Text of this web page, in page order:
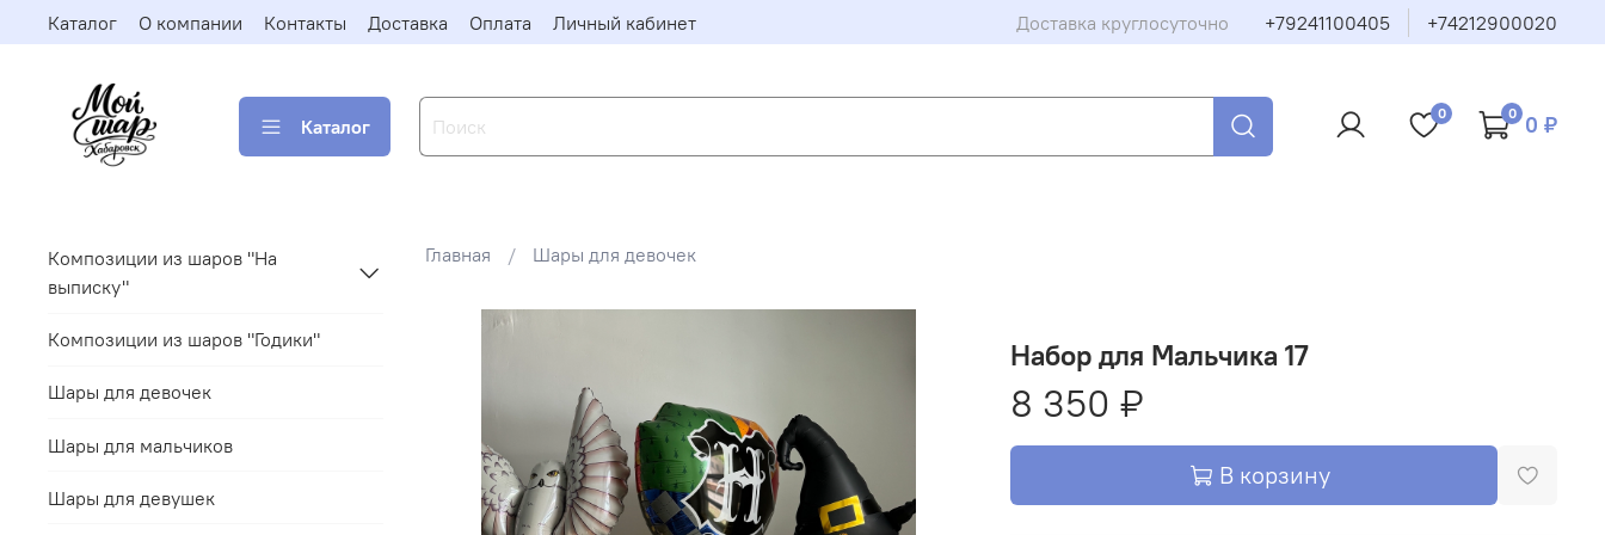
Каталог О компании Контакты Доставка Оплата Личный кабинет Доставка круглосуточно +79241100405 +74212900020
Каталог
0 0 0 ₽
Главная Шары для девочек
Набор для Мальчика 17
8 350 ₽
В корзину
Композиции из шаров "На
выписку"
Композиции из шаров "Годики"
Шары для девочек
Шары для мальчиков
Шары для девушек